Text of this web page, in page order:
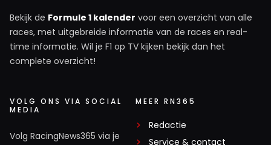
Bekijk de Formule 1 kalender voor een overzicht van alle
races, met uitgebreide informatie van de races en real-
time informatie. Wil je F1 op TV kijken bekijk dan het
complete overzicht!
VOLG ONS VIA SOCIAL
MEDIA
Volg RacingNews365 via je
MEER RN365
Redactie
Service & contact